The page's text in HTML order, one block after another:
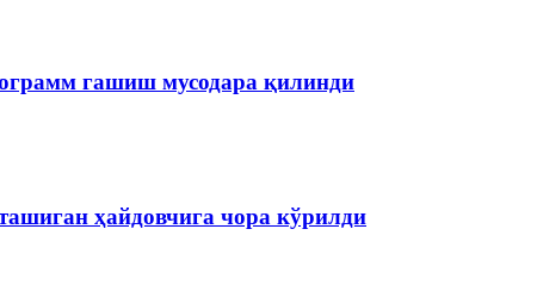
гашиш мусодара қилинди
ҳайдовчига чора кўрилди